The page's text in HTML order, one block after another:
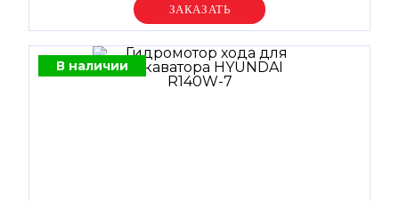
Уточняйте цену
В наличии